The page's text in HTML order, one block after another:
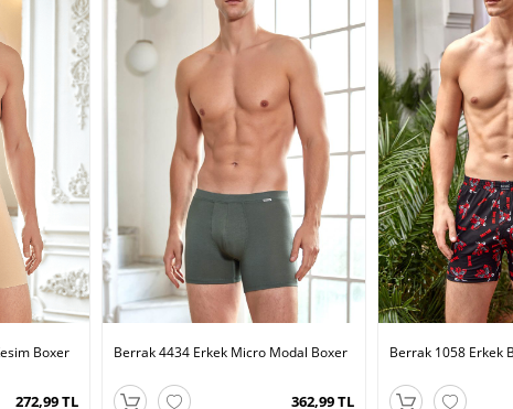
Boxer
272,99 TL
Berrak 4434 Erkek Micro Modal Boxer
362,99 TL
Berrak 1058 Erkek